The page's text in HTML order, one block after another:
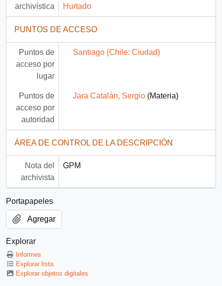
archivística Hurtado
PUNTOS DE ACCESO
Puntos de
acceso por
lugar
Santiago (Chile: Ciudad)
Puntos de
acceso por
autoridad
Jara Catalán, Sergio(Materia)
ÁREA DE CONTROL DE LA DESCRIPCIÓN
Nota del
archivista
GPM
Portapapeles
Agregar
Explorar
Informes
Explorar lista
Explorar objetos digitales